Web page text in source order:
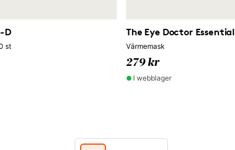
D
st
The Eye Doctor Essential
Värmemask
279 kr
I webblager